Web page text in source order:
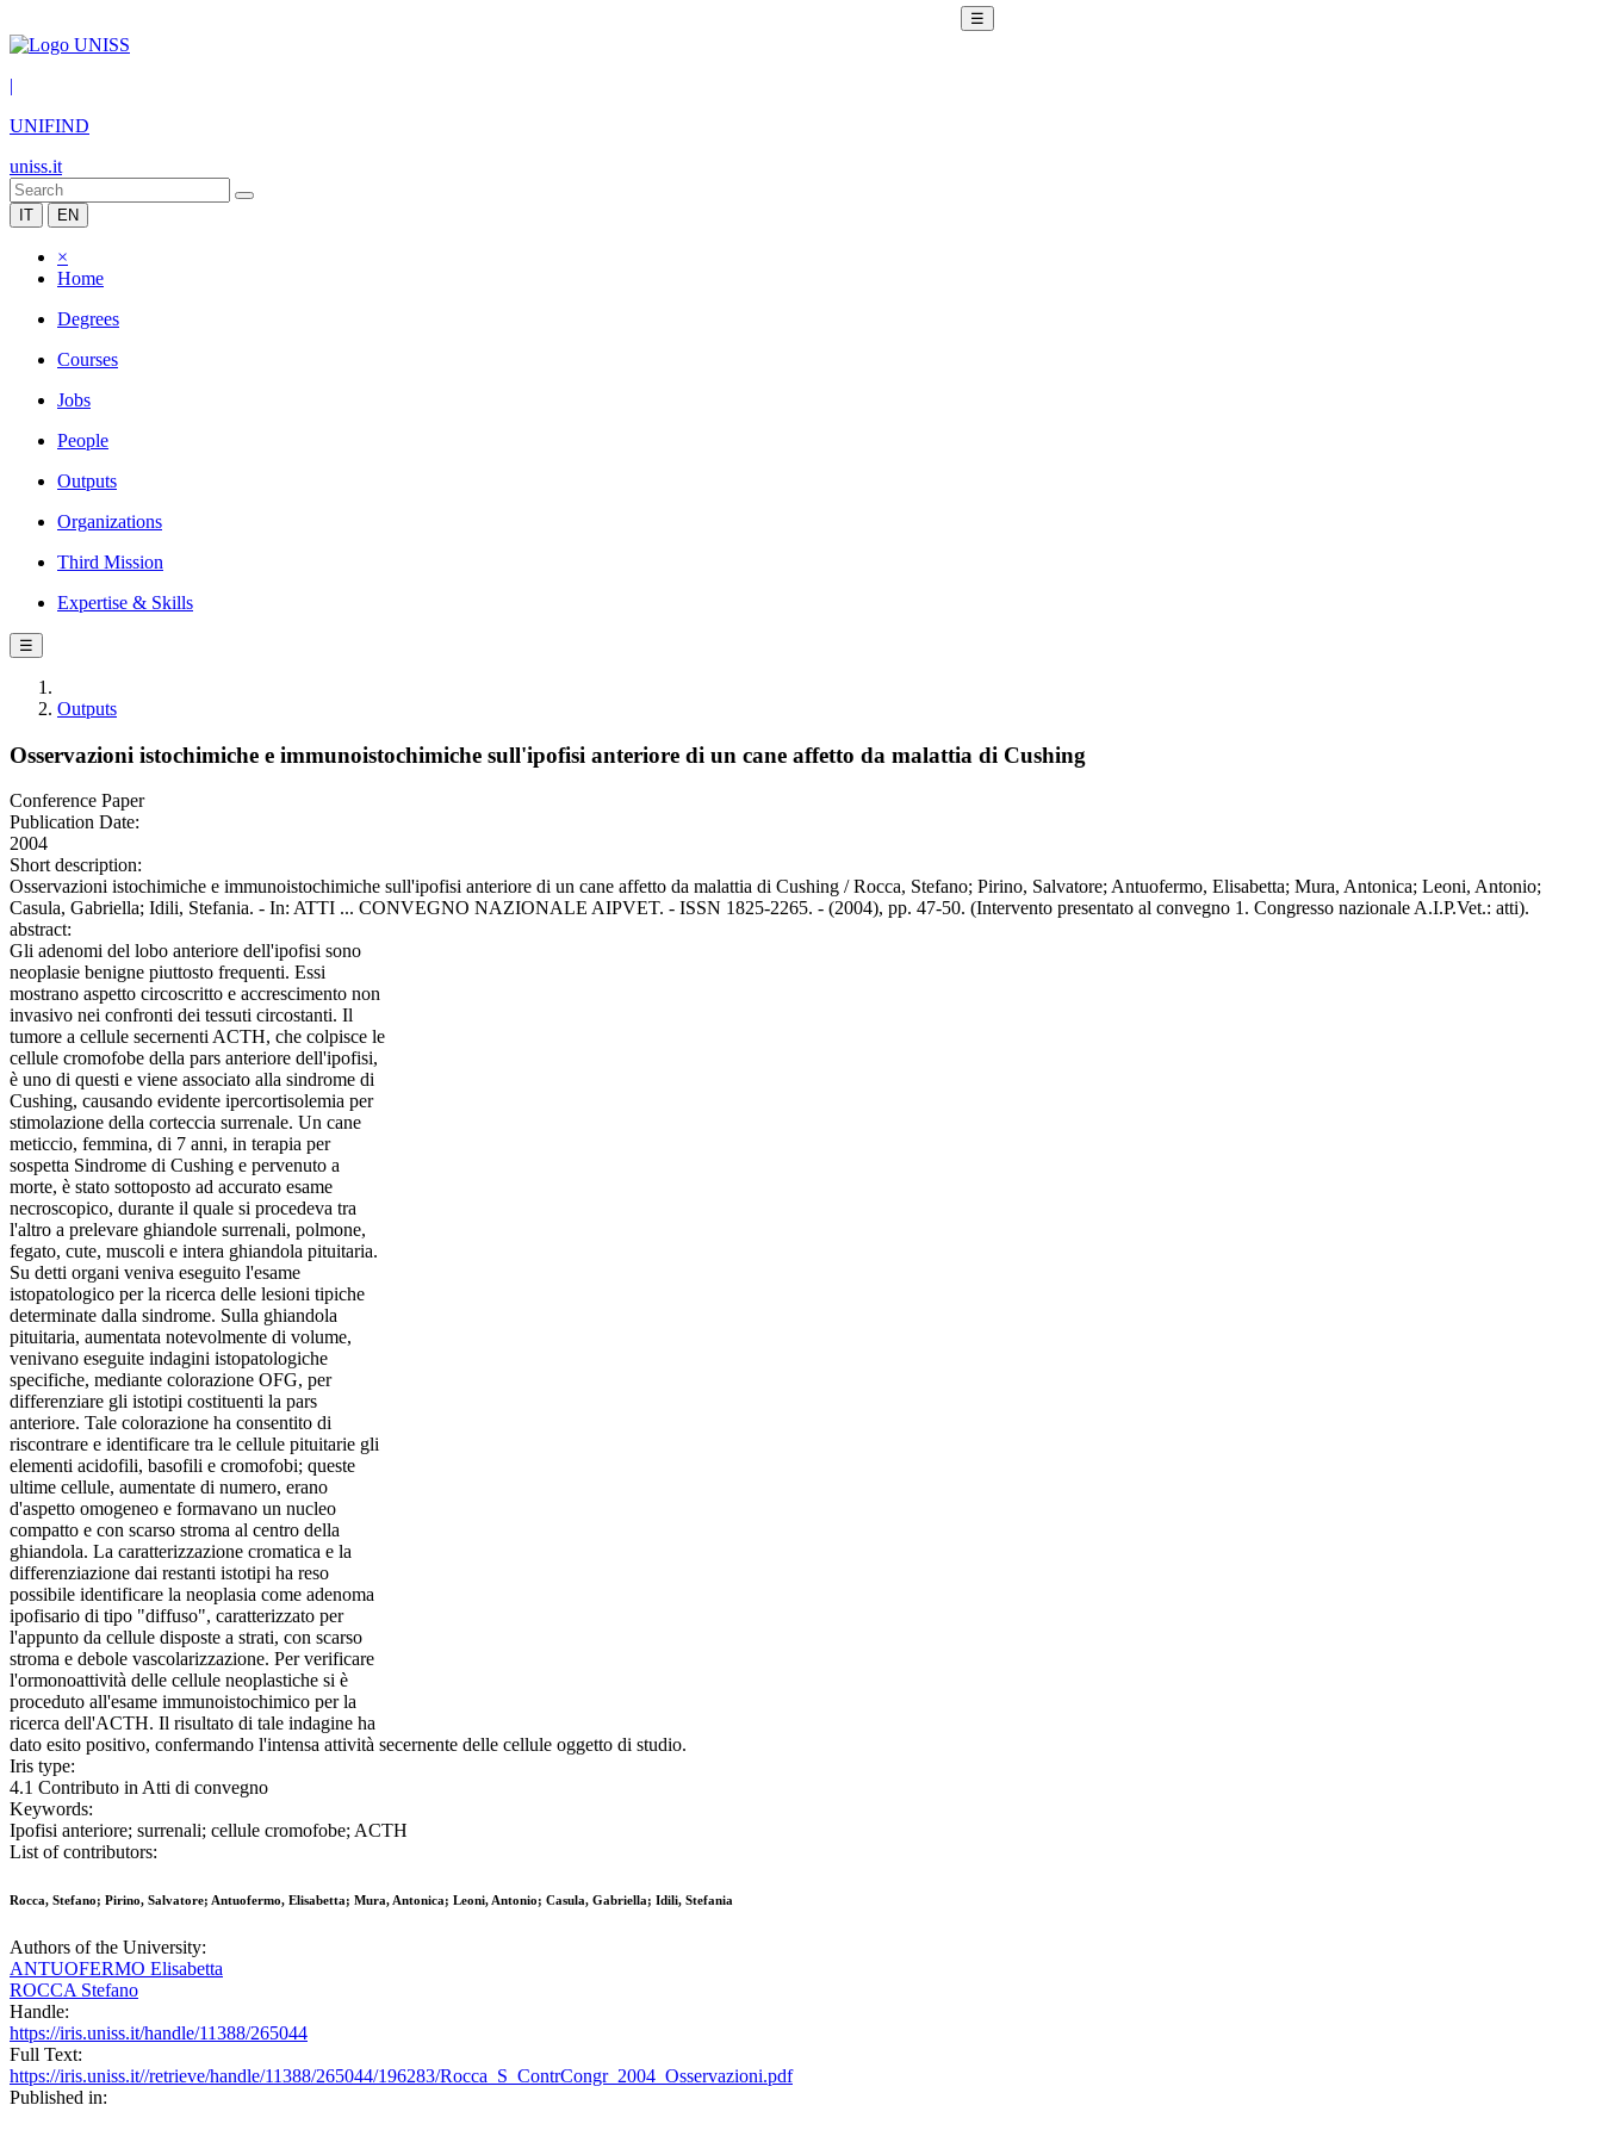
☰
|
UNIFIND
uniss.it
IT EN
×
Home
Degrees
Courses
Jobs
People
Outputs
Organizations
Third Mission
Expertise & Skills
☰
Outputs
Osservazioni istochimiche e immunoistochimiche sull'ipofisi anteriore di un cane affetto da malattia di Cushing
Conference Paper
Publication Date:
2004
Short description:
Osservazioni istochimiche e immunoistochimiche sull'ipofisi anteriore di un cane affetto da malattia di Cushing / Rocca, Stefano; Pirino, Salvatore; Antuofermo, Elisabetta; Mura, Antonica; Leoni, Antonio;
Casula, Gabriella; Idili, Stefania. - In: ATTI ... CONVEGNO NAZIONALE AIPVET. - ISSN 1825-2265. - (2004), pp. 47-50. (Intervento presentato al convegno 1. Congresso nazionale A.I.P.Vet.: atti).
abstract:
Gli adenomi del lobo anteriore dell'ipofisi sono
neoplasie benigne piuttosto frequenti. Essi
mostrano aspetto circoscritto e accrescimento non
invasivo nei confronti dei tessuti circostanti. Il
tumore a cellule secernenti ACTH, che colpisce le
cellule cromofobe della pars anteriore dell'ipofisi,
è uno di questi e viene associato alla sindrome di
Cushing, causando evidente ipercortisolemia per
stimolazione della corteccia surrenale. Un cane
meticcio, femmina, di 7 anni, in terapia per
sospetta Sindrome di Cushing e pervenuto a
morte, è stato sottoposto ad accurato esame
necroscopico, durante il quale si procedeva tra
l'altro a prelevare ghiandole surrenali, polmone,
fegato, cute, muscoli e intera ghiandola pituitaria.
Su detti organi veniva eseguito l'esame
istopatologico per la ricerca delle lesioni tipiche
determinate dalla sindrome. Sulla ghiandola
pituitaria, aumentata notevolmente di volume,
venivano eseguite indagini istopatologiche
specifiche, mediante colorazione OFG, per
differenziare gli istotipi costituenti la pars
anteriore. Tale colorazione ha consentito di
riscontrare e identificare tra le cellule pituitarie gli
elementi acidofili, basofili e cromofobi; queste
ultime cellule, aumentate di numero, erano
d'aspetto omogeneo e formavano un nucleo
compatto e con scarso stroma al centro della
ghiandola. La caratterizzazione cromatica e la
differenziazione dai restanti istotipi ha reso
possibile identificare la neoplasia come adenoma
ipofisario di tipo "diffuso", caratterizzato per
l'appunto da cellule disposte a strati, con scarso
stroma e debole vascolarizzazione. Per verificare
l'ormonoattività delle cellule neoplastiche si è
proceduto all'esame immunoistochimico per la
ricerca dell'ACTH. Il risultato di tale indagine ha
dato esito positivo, confermando l'intensa attività secernente delle cellule oggetto di studio.
Iris type:
4.1 Contributo in Atti di convegno
Keywords:
Ipofisi anteriore; surrenali; cellule cromofobe; ACTH
List of contributors:
Rocca, Stefano; Pirino, Salvatore; Antuofermo, Elisabetta; Mura, Antonica; Leoni, Antonio; Casula, Gabriella; Idili, Stefania
Authors of the University:
ANTUOFERMO Elisabetta
ROCCA Stefano
Handle:
https://iris.uniss.it/handle/11388/265044
Full Text:
https://iris.uniss.it//retrieve/handle/11388/265044/196283/Rocca_S_ContrCongr_2004_Osservazioni.pdf
Published in: